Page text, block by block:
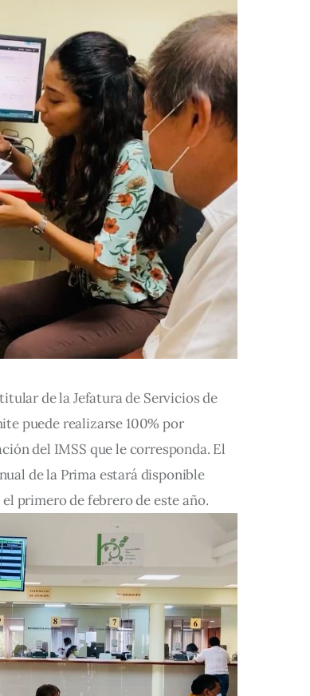
de la Jefatura de Servicios de
puede realizarse 100% por
del IMSS que le corresponda. El
de la Prima estará disponible
primero de febrero de este año.